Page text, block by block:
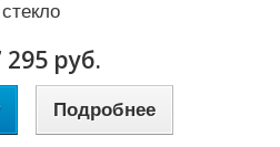
стекло
295 руб.
Подробнее